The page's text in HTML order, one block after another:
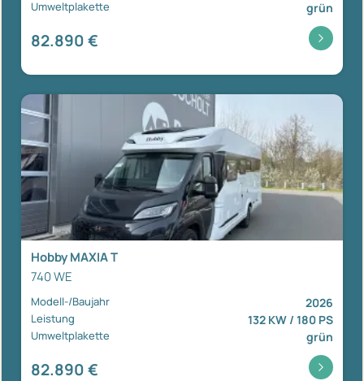
Umweltplakette grün
82.890 €
Hobby MAXIA T
740 WE
Modell-/Baujahr 2026
Leistung 132 KW / 180 PS
Umweltplakette grün
82.890 €